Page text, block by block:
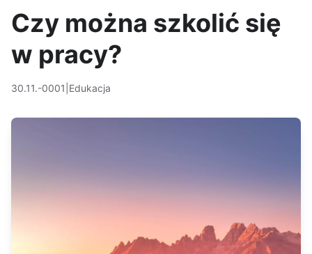
Czy można szkolić się
w pracy?
30.11.-0001 Edukacja